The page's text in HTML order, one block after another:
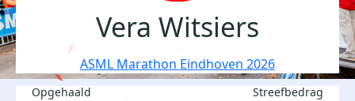
Vera Witsiers
ASML Marathon Eindhoven 2026
Opgehaald Streefbedrag